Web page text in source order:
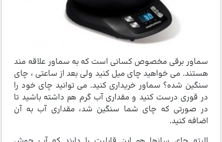
سماور برقی مخصوص کسانی است که به سماور علاقه مند
هستند. می خواهید چای میل کنید ولی بعد از ساعتی ، چای
سنگین شده؟ سماور خریداری کنید. می توانید چای خود را
در قوری درست کنید و مقداری آب گرم هم داشته باشید تا
در صورتی که چای شما سنگین شد، مقداری آب به آن
اضافه کنید.